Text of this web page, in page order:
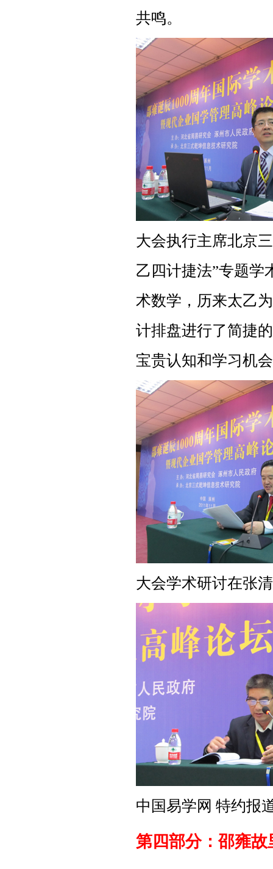
共鸣。
大会执行主席北京
乙四计捷法”专题学
术数学，历来太乙
计排盘进行了简捷
宝贵认知和学习机
大会学术研讨在张
中国易学网 特约报
第四部分：邵雍